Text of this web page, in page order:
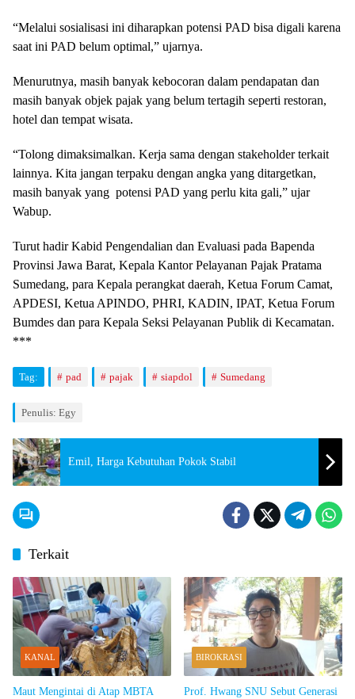
“Melalui sosialisasi ini diharapkan potensi PAD bisa digali karena
saat ini PAD belum optimal,” ujarnya.
Menurutnya, masih banyak kebocoran dalam pendapatan dan
masih banyak objek pajak yang belum tertagih seperti restoran,
hotel dan tempat wisata.
“Tolong dimaksimalkan. Kerja sama dengan stakeholder terkait
lainnya. Kita jangan terpaku dengan angka yang ditargetkan,
masih banyak yang potensi PAD yang perlu kita gali,” ujar
Wabup.
Turut hadir Kabid Pengendalian dan Evaluasi pada Bapenda
Provinsi Jawa Barat, Kepala Kantor Pelayanan Pajak Pratama
Sumedang, para Kepala perangkat daerah, Ketua Forum Camat,
APDESI, Ketua APINDO, PHRI, KADIN, IPAT, Ketua Forum
Bumdes dan para Kepala Seksi Pelayanan Publik di Kecamatan.
***
Tag: pad pajak siapdol Sumedang
Penulis: Egy
Emil, Harga Kebutuhan Pokok Stabil
Terkait
KANAL
Maut Mengintai di Atap MBTA
BIROKRASI
Prof. Hwang SNU Sebut Generasi